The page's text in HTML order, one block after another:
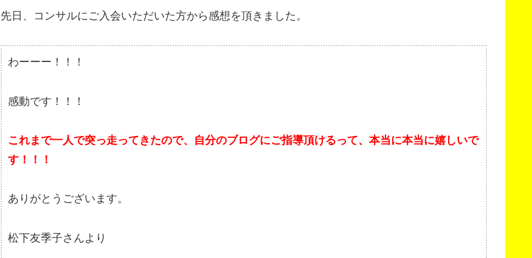
先日、コンサルにご入会いただいた方から感想を頂きました。
わーーー！！！
感動です！！！
これまで一人で突っ走ってきたので、自分のブログにご指導頂けるって、本当に本当に嬉しいで
す！！！
ありがとうございます。
松下友季子さんより